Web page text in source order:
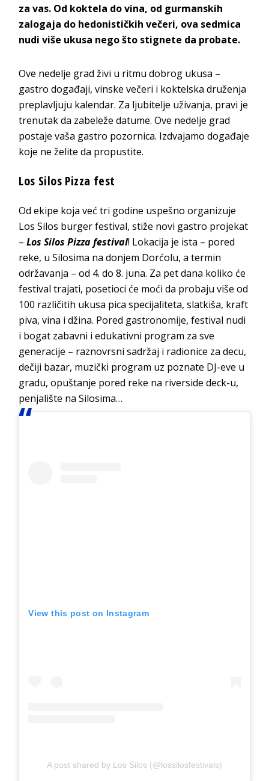
za vas. Od koktela do vina, od gurmanskih
zalogaja do hedonističkih večeri, ova sedmica
nudi više ukusa nego što stignete da probate.
Ove nedelje grad živi u ritmu dobrog ukusa –
gastro događaji, vinske večeri i koktelska druženja
preplavljuju kalendar. Za ljubitelje uživanja, pravi je
trenutak da zabeleže datume. Ove nedelje grad
postaje vaša gastro pozornica. Izdvajamo događaje
koje ne želite da propustite.
Los Silos Pizza fest
Od ekipe koja već tri godine uspešno organizuje
Los Silos burger festival, stiže novi gastro projekat
–Los Silos Pizza festival! Lokacija je ista – pored
reke, u Silosima na donjem Dorćolu, a termin
održavanja – od 4. do 8. juna. Za pet dana koliko će
festival trajati, posetioci će moći da probaju više od
100 različitih ukusa pica specijaliteta, slatkiša, kraft
piva, vina i džina. Pored gastronomije, festival nudi
i bogat zabavni i edukativni program za sve
generacije – raznovrsni sadržaj i radionice za decu,
dečiji bazar, muzički program uz poznate DJ-eve u
gradu, opuštanje pored reke na riverside deck-u,
penjalište na Silosima…
View this post on Instagram
A post shared by Los Silos (@lossilosfestivals)